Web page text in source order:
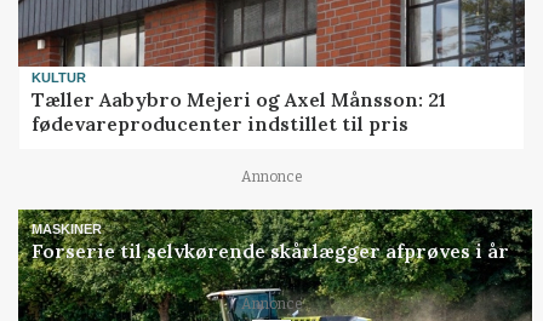
KULTUR
Tæller Aabybro Mejeri og Axel Månsson: 21
fødevareproducenter indstillet til pris
Annonce
MASKINER
Forserie til selvkørende skårlægger afprøves i år
Annonce